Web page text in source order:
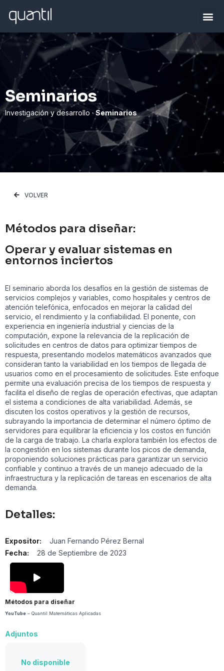
Seminarios
Investigación y desarrollo ·Seminarios
VOLVER
Métodos para diseñar:
Operar y evaluar sistemas en
entornos inciertos
El seminario aborda los desafíos en la gestión de sistemas de
servicios complejos y variables, como hospitales y centros de
atención telefónica, enfocados en mejorar la calidad del
servicio, el rendimiento y la confiabilidad. El ponente, con
experiencia en ingeniería industrial y ciencias de la
computación, expone la relevancia de la replicación de
solicitudes en centros de datos para optimizar tiempos de
respuesta, presentando modelos matemáticos avanzados que
consideran tanto la variabilidad en los tiempos de llegada de
usuarios como en el procesamiento de solicitudes. Este enfoque
permite una evaluación precisa de los tiempos de respuesta y
facilita el diseño de reglas de operación efectivas, que adaptan
el sistema a condiciones de alta variabilidad. Además, se
discuten los costos operativos y la gestión de recursos,
subrayando la importancia de determinar el número óptimo de
servidores para equilibrar la eficiencia y los costos en función
de la carga de trabajo. La charla explora también los efectos de
la congestión en los sistemas durante los picos de demanda,
proponiendo soluciones prácticas para garantizar un servicio
confiable y continuo a través de un manejo adecuado de la
infraestructura y la replicación de tareas en escenarios de alta
demanda.
Detalles:
Expositor:
Juan Fernando Pérez Bernal
Fecha:
28 de Septiembre de 2023
Métodos para diseñar
YouTube – Quantil Matemáticas Aplicadas
Adjuntos
No disponible